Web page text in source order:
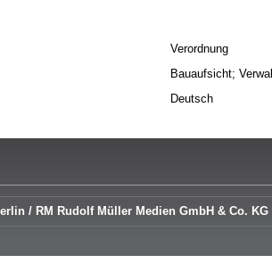
Verordnung
Bauaufsicht;
Deutsch
/ RM Rudolf Müller Medien GmbH & Co. KG